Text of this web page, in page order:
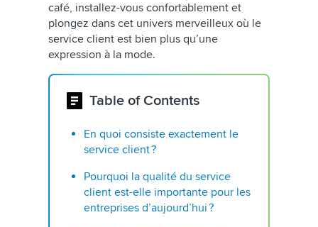
café, installez-vous confortablement et
plongez dans cet univers merveilleux où le
service client est bien plus qu’une
expression à la mode.
Table of Contents
En quoi consiste exactement le
service client ?
Pourquoi la qualité du service
client est-elle importante pour les
entreprises d’aujourd’hui?